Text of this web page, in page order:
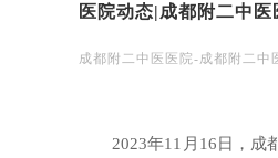
医院动态|成都附二中
成都附二中医医院-成都附二中
2023年11月16日，成